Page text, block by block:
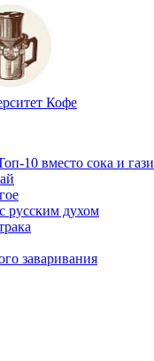
Кофе
10 вместо сока и
русским духом
заваривания